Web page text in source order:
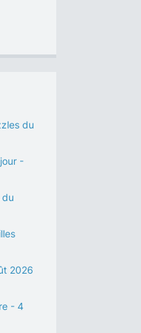
du
-
du
2026
- 4